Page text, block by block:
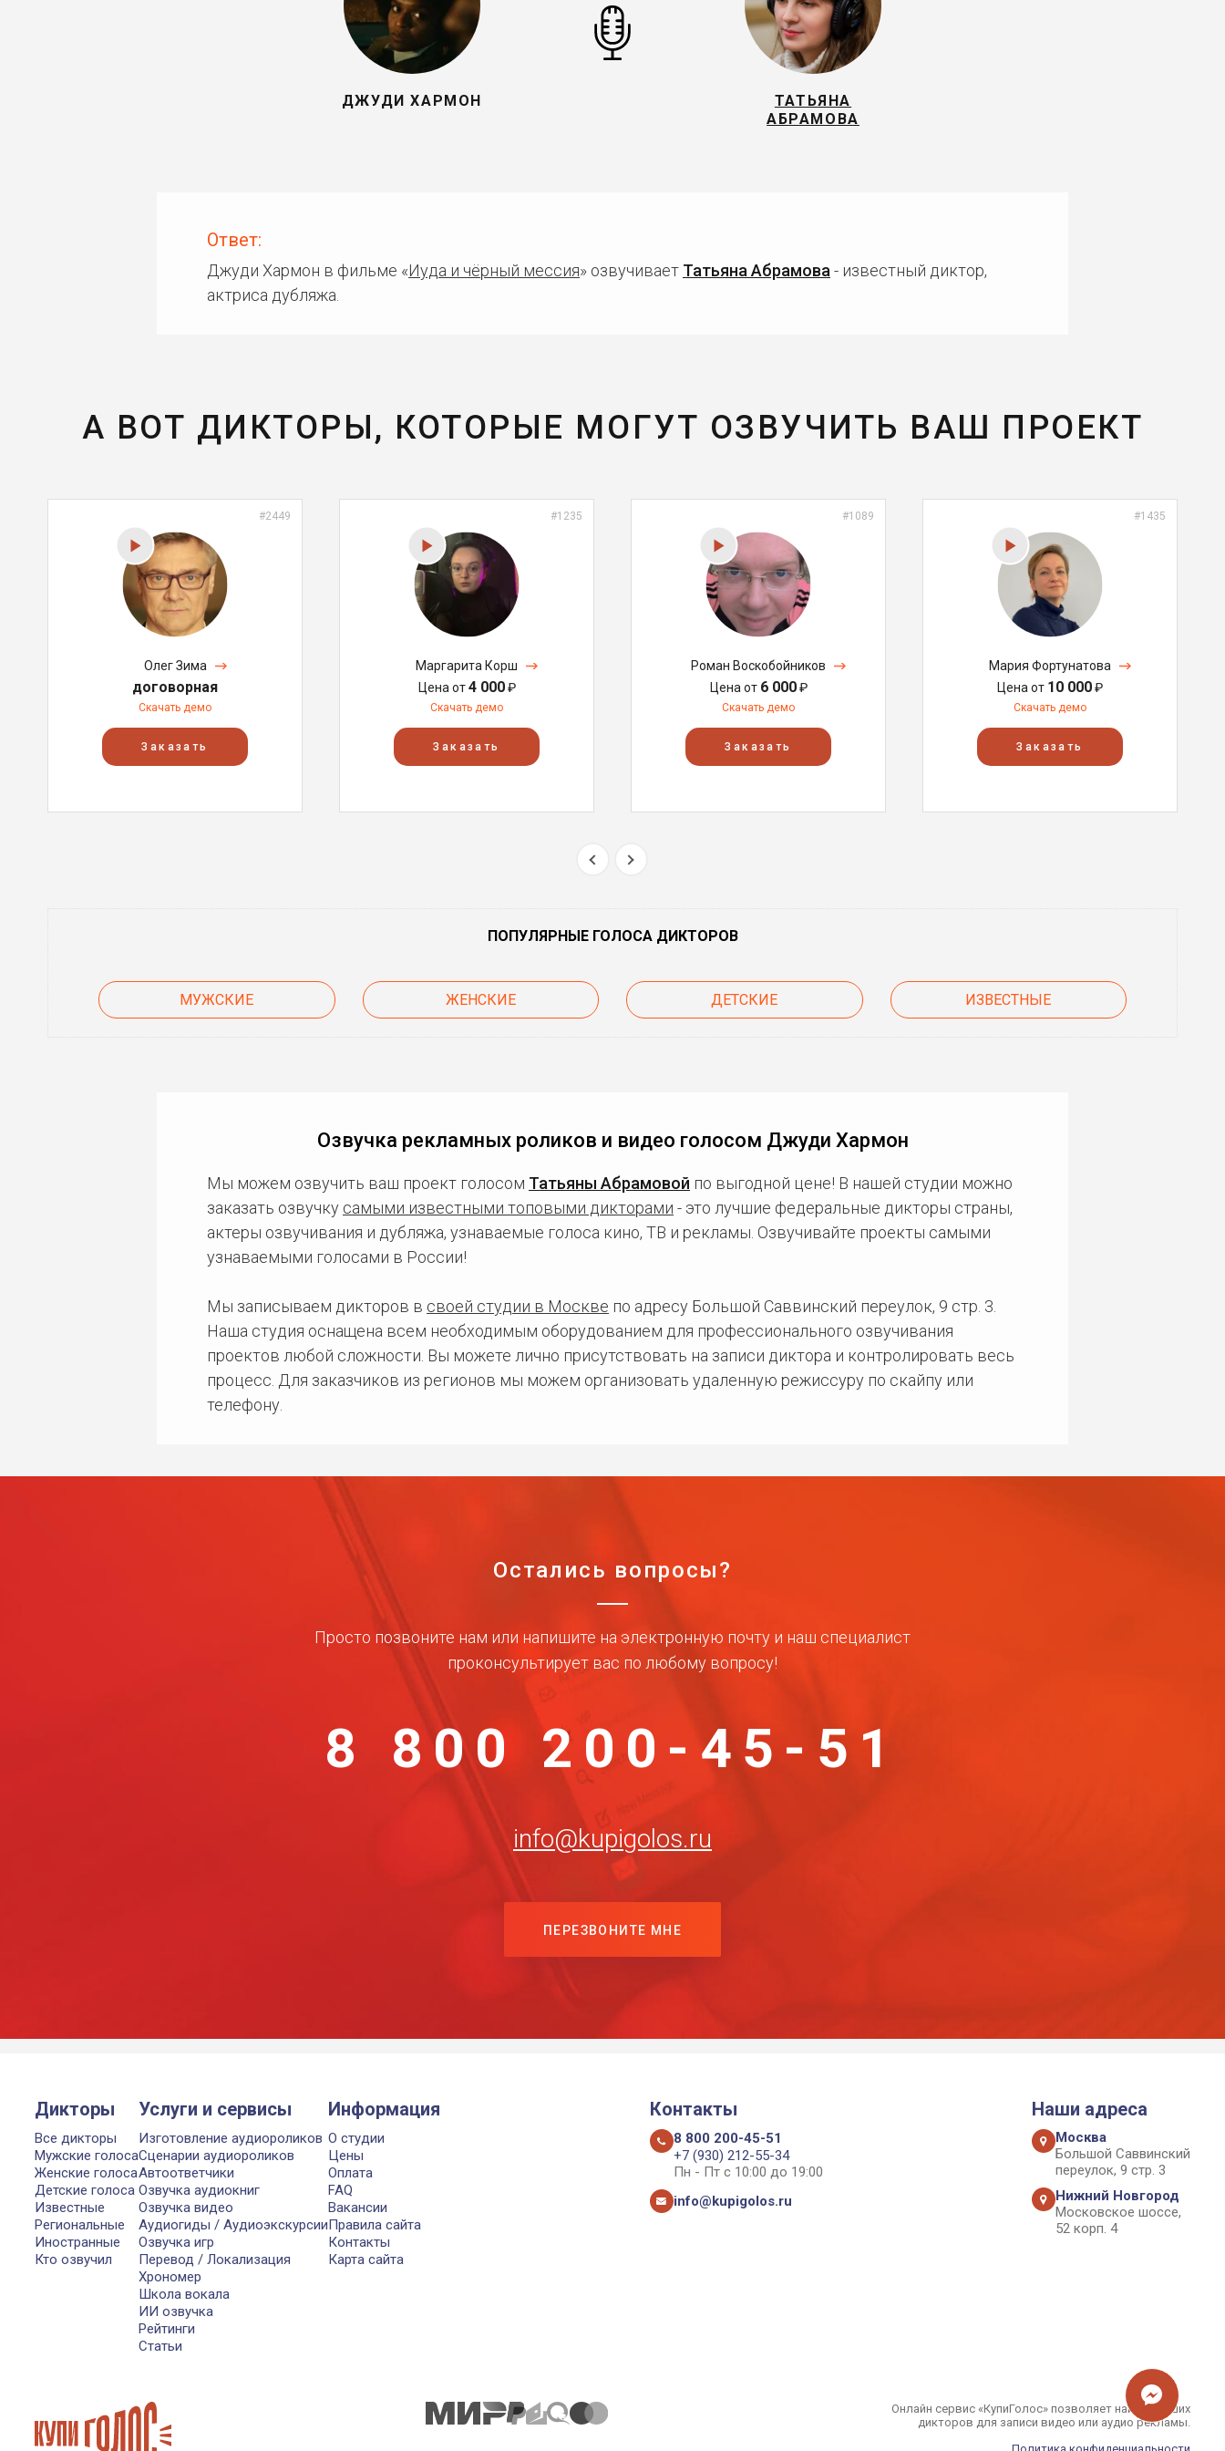
ДЖУДИ ХАРМОН
ТАТЬЯНА
АБРАМОВА
Ответ:
Джуди Хармон в фильме «Иуда и чёрный мессия» озвучивает Татьяна Абрамова - известный диктор,
актриса дубляжа.
А ВОТ ДИКТОРЫ, КОТОРЫЕ МОГУТ ОЗВУЧИТЬ ВАШ ПРОЕКТ
#2449
Олег Зима
договорная
Скачать демо
Заказать
#1235
Маргарита Корш
Цена от4 000₽
Скачать демо
Заказать
#1089
Роман Воскобойников
Цена от 6 000₽
Скачать демо
Заказать
#1435
Мария Фортунатова
Цена от 10 000₽
Скачать демо
Заказать
ПОПУЛЯРНЫЕ ГОЛОСА ДИКТОРОВ
МУЖСКИЕ ЖЕНСКИЕ ДЕТСКИЕ ИЗВЕСТНЫЕ
Озвучка рекламных роликов и видео голосом Джуди Хармон
Мы можем озвучить ваш проект голосом Татьяны Абрамовой по выгодной цене! В нашей студии можно
заказать озвучку самыми известными топовыми дикторами - это лучшие федеральные дикторы страны,
актеры озвучивания и дубляжа, узнаваемые голоса кино, ТВ и рекламы. Озвучивайте проекты самыми
узнаваемыми голосами в России!
Мы записываем дикторов в своей студии в Москве по адресу Большой Саввинский переулок, 9 стр. 3.
Наша студия оснащена всем необходимым оборудованием для профессионального озвучивания
проектов любой сложности. Вы можете лично присутствовать на записи диктора и контролировать весь
процесс. Для заказчиков из регионов мы можем организовать удаленную режиссуру по скайпу или
телефону.
Остались вопросы?
Просто позвоните нам или напишите на электронную почту и наш специалист
проконсультирует вас по любому вопросу!
8 800 200-45-51
info@kupigolos.ru
ПЕРЕЗВОНИТЕ МНЕ
Дикторы
Все дикторы
Мужские голоса
Женские голоса
Детские голоса
Известные
Региональные
Иностранные
Кто озвучил
Услуги и сервисы
Изготовление аудиороликов
Сценарии аудиороликов
Автоответчики
Озвучка аудиокниг
Озвучка видео
Аудиогиды / Аудиоэкскурсии
Озвучка игр
Перевод / Локализация
Хрономер
Школа вокала
ИИ озвучка
Рейтинги
Статьи
Информация
О студии
Цены
Оплата
FAQ
Вакансии
Правила сайта
Контакты
Карта сайта
Контакты
8 800 200-45-51
+7 (930) 212-55-34
Пн - Пт с 10:00 до 19:00
info@kupigolos.ru
Наши адреса
Москва
Большой Саввинский
переулок, 9 стр. 3
Нижний Новгород
Московское шоссе,
52 корп. 4
Онлайн сервис «КупиГолос» позволяет найти лучших
дикторов для записи видео или аудио рекламы.